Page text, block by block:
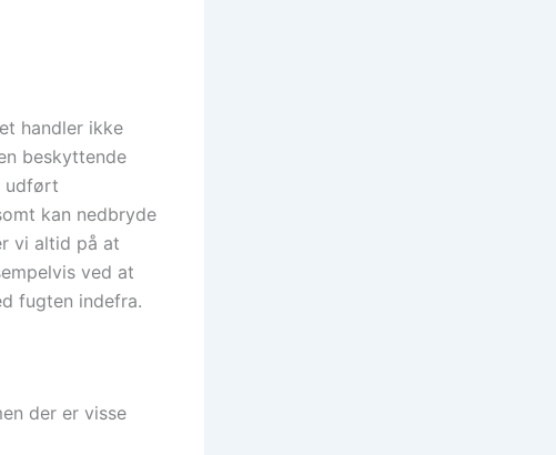
handler ikke
beskyttende
udført
kan nedbryde
vi altid på at
ved at
fugten indefra.
der er visse